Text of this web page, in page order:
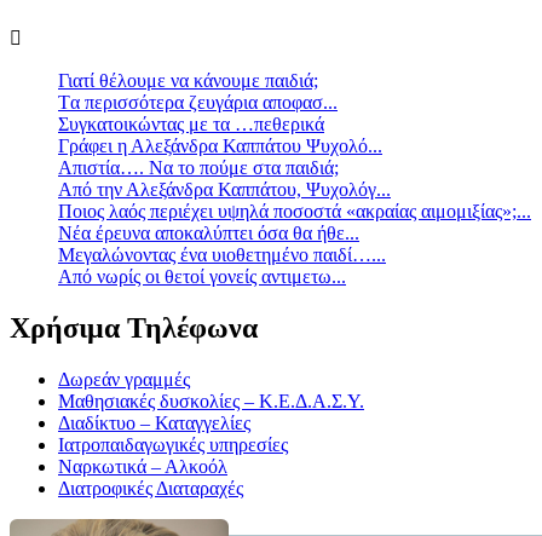
Γιατί θέλουμε να κάνουμε παιδιά;
Tα περισσότερα ζευγάρια αποφασ...
Συγκατοικώντας με τα …πεθερικά
Γράφει η Αλεξάνδρα Καππάτου Ψυχολό...
Απιστία…. Να το πούμε στα παιδιά;
Από την Αλεξάνδρα Καππάτου, Ψυχολόγ...
Ποιος λαός περιέχει υψηλά ποσοστά «ακραίας αιμομιξίας»;...
Νέα έρευνα αποκαλύπτει όσα θα ήθε...
Mεγαλώνοντας ένα υιοθετημένο παιδί…...
Aπό νωρίς οι θετοί γονείς αντιμετω...
Χρήσιμα Τηλέφωνα
Δωρεάν γραμμές
Μαθησιακές δυσκολίες – Κ.Ε.Δ.Α.Σ.Υ.
Διαδίκτυο – Καταγγελίες
Ιατροπαιδαγωγικές υπηρεσίες
Ναρκωτικά – Αλκοόλ
Διατροφικές Διαταραχές